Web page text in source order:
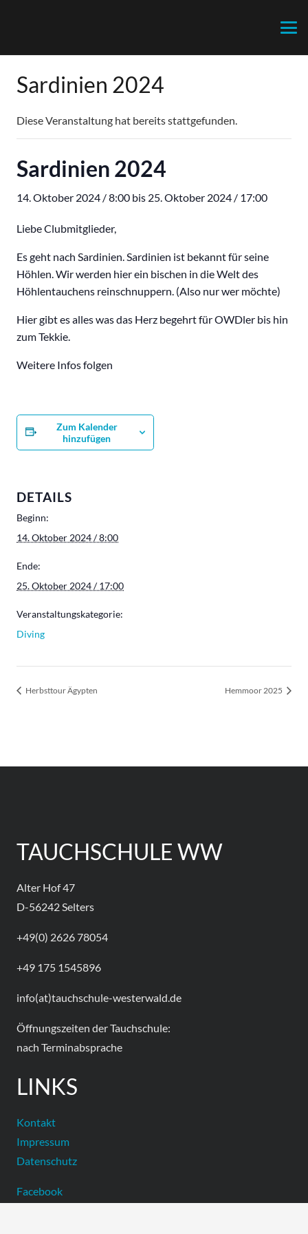
Sardinien 2024
Diese Veranstaltung hat bereits stattgefunden.
Sardinien 2024
14. Oktober 2024 / 8:00 bis 25. Oktober 2024 / 17:00
Liebe Clubmitglieder,
Es geht nach Sardinien. Sardinien ist bekannt für seine
Höhlen. Wir werden hier ein bischen in die Welt des
Höhlentauchens reinschnuppern. (Also nur wer möchte)
Hier gibt es alles was das Herz begehrt für OWDler bis hin
zum Tekkie.
Weitere Infos folgen
Zum Kalender
hinzufügen
DETAILS
Beginn:
14. Oktober 2024 / 8:00
Ende:
25. Oktober 2024 / 17:00
Veranstaltungskategorie:
Diving
Herbsttour Ägypten Hemmoor 2025
TAUCHSCHULE WW
Alter Hof 47
D-56242 Selters
+49(0) 2626 78054
+49 175 1545896
info(at)tauchschule-westerwald.de
Öffnungszeiten der Tauchschule:
nach Terminabsprache
LINKS
Kontakt
Impressum
Datenschutz
Facebook